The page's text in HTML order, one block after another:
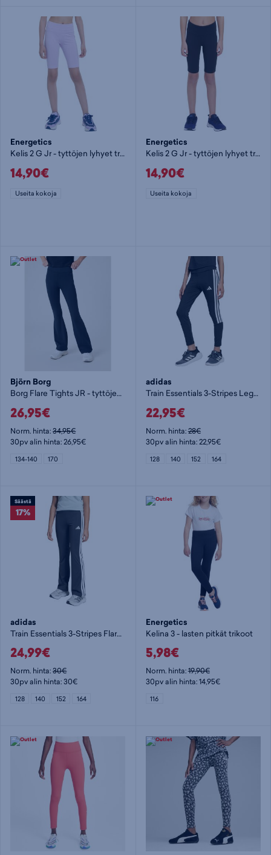
Energetics
Kelis 2 G Jr - tyttöjen lyhyet trikoot
14,90€
Useita kokoja
Energetics
Kelis 2 G Jr - tyttöjen lyhyet trikoot
14,90€
Useita kokoja
Björn Borg
Borg Flare Tights JR - tyttöjen pitkät trikoot
26,95€
Norm. hinta:34,95€
30pv alin hinta: 26,95€
134-140 170
adidas
Train Essentials 3-Stripes Leggings Jr - tyttöjen pitkät trikoot
22,95€
Norm. hinta:28€
30pv alin hinta: 22,95€
128 140 152 164
Säästä
17%
adidas
Train Essentials 3-Stripes Flared Leggings Jr - tyttöjen pitkät trikoot
24,99€
Norm. hinta:30€
30pv alin hinta: 30€
128 140 152 164
Energetics
Kelina 3 - lasten pitkät trikoot
5,98€
Norm. hinta:19,90€
30pv alin hinta: 14,95€
116